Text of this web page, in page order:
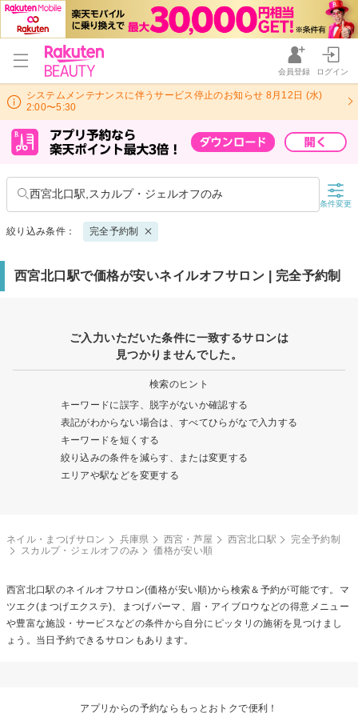
会員登録 ログイン
システムメンテナンスに伴うサービス停止のお知らせ 8月12日 (水)
2:00〜5:30
西宮北口駅,スカルプ・ジェルオフのみ
条件変更
絞り込み条件： 完全予約制
西宮北口駅で価格が安いネイルオフサロン | 完全予約制
ご入力いただいた条件に一致するサロンは
見つかりませんでした。
検索のヒント
キーワードに誤字、脱字がないか確認する
表記がわからない場合は、すべてひらがなで入力する
キーワードを短くする
絞り込みの条件を減らす、または変更する
エリアや駅などを変更する
ネイル・まつげサロン 兵庫県 西宮・芦屋 西宮北口駅
完全予約制
スカルプ・ジェルオフのみ
価格が安い順
西宮北口駅のネイルオフサロン(価格が安い順)から検索＆予約が可能です。マ
ツエク(まつげエクステ)、まつげパーマ、眉・アイブロウなどの得意メニュー
や豊富な施設・サービスなどの条件から自分にピッタリの施術を見つけまし
ょう。当日予約できるサロンもあります。
アプリからの予約ならもっとおトクで便利！